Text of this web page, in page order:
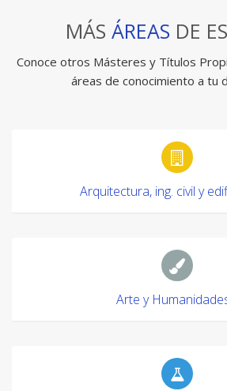
MÁS ÁREAS DE
Conoce otros Másteres y Títulos
áreas de conocimiento a tu
Arquitectura, ing. civil y
Arte y